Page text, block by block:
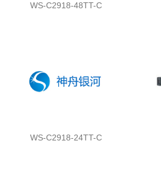
WS-C2918-48TT-C
WS-C2918-24TT-C